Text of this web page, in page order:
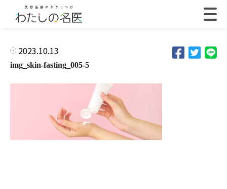
2023.10.13
img_skin-fasting_005-5